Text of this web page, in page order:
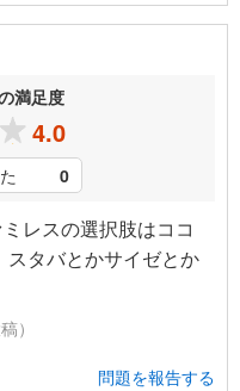
満足度
4.0
0
レスの選択肢はココ
スタバとかサイゼとか
）
問題を報告する